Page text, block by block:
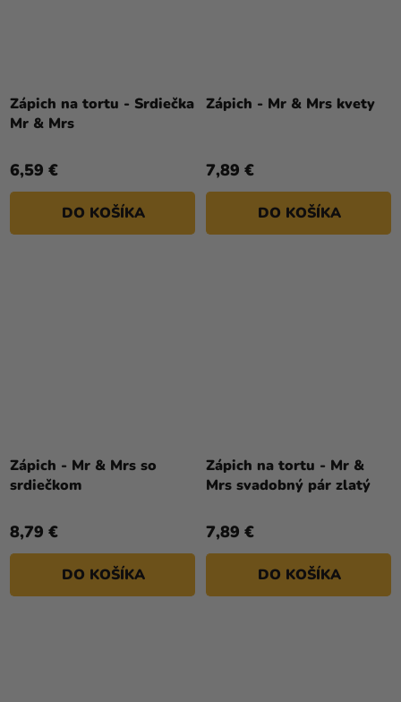
Zápich na tortu - Srdiečka
Mr & Mrs
6,59 €
DO KOŠÍKA
Zápich - Mr & Mrs kvety
7,89 €
DO KOŠÍKA
Zápich - Mr & Mrs so
srdiečkom
8,79 €
DO KOŠÍKA
Zápich na tortu - Mr &
Mrs svadobný pár zlatý
7,89 €
DO KOŠÍKA